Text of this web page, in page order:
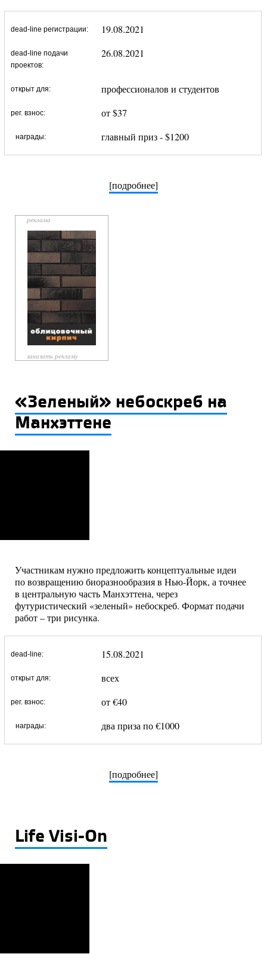
dead-line регистрации: 19.08.2021
dead-line подачи
проектов:
26.08.2021
открыт для: профессионалов и студентов
рег. взнос: от $37
награды: главный приз - $1200
[подробнее]
заказать рекламу
«Зеленый» небоскреб на
Манхэттене
Участникам нужно предложить концептуальные идеи
по возвращению биоразнообразия в Нью-Йорк, а точнее
в центральную часть Манхэттена, через
футуристический «зеленый» небоскреб. Формат подачи
работ – три рисунка.
dead-line: 15.08.2021
открыт для: всех
рег. взнос: от €40
награды: два приза по €1000
[подробнее]
Life Visi-On